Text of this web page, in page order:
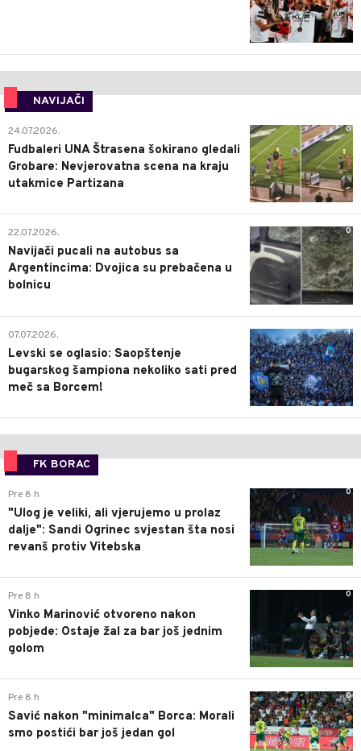
NAVIJAČI
0
24.07.2026.
Fudbaleri UNA Štrasena šokirano gledali
Grobare: Nevjerovatna scena na kraju
utakmice Partizana
0
22.07.2026.
Navijači pucali na autobus sa
Argentincima: Dvojica su prebačena u
bolnicu
1
07.07.2026.
Levski se oglasio: Saopštenje
bugarskog šampiona nekoliko sati pred
meč sa Borcem!
FK BORAC
0
Pre 8 h
"Ulog je veliki, ali vjerujemo u prolaz
dalje": Sandi Ogrinec svjestan šta nosi
revanš protiv Vitebska
0
Pre 8 h
Vinko Marinović otvoreno nakon
pobjede: Ostaje žal za bar još jednim
golom
0
Pre 8 h
Savić nakon "minimalca" Borca: Morali
smo postići bar još jedan gol